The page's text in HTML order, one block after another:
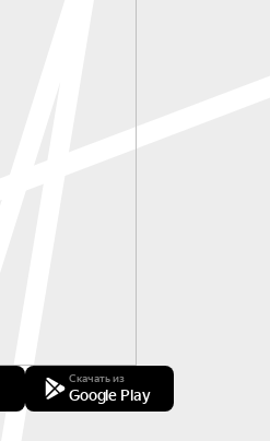
Скачать из
Google Play